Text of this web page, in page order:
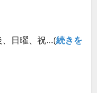
日曜、祝...(続きを